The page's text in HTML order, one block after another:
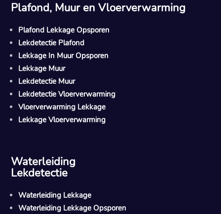
Plafond, Muur en Vloerverwarming
Plafond Lekkage Opsporen
Lekdetectie Plafond
Lekkage In Muur Opsporen
Lekkage Muur
Lekdetectie Muur
Lekdetectie Vloerverwarming
Vloerverwarming Lekkage
Lekkage Vloerverwarming
Waterleiding
Lekdetectie
Waterleiding Lekkage
Waterleiding Lekkage Opsporen